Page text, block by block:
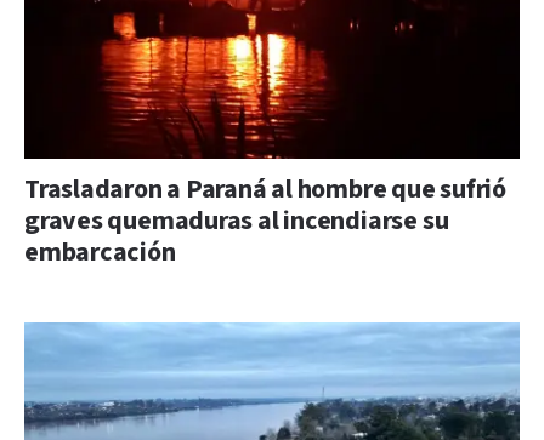
Trasladaron a Paraná al hombre que sufrió
graves quemaduras al incendiarse su
embarcación